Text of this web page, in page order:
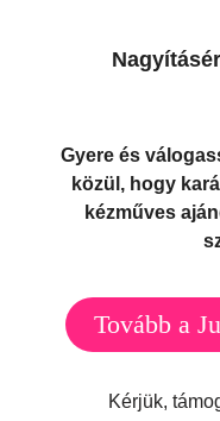
Gyere és
közül, hogy
kézműves
Tovább a
Kérjük,